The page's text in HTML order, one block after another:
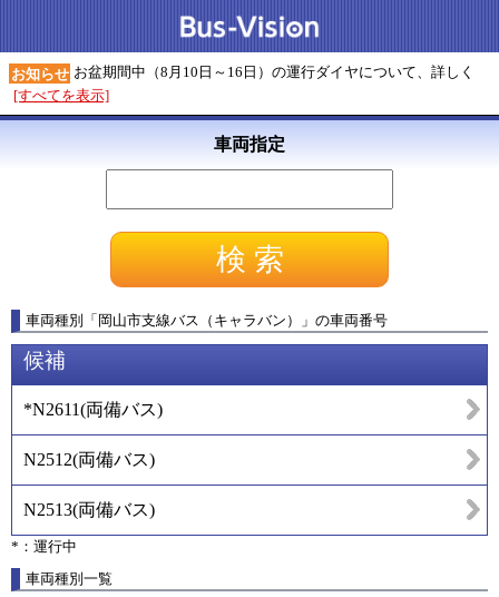
お知らせ お盆期間中（8月10日～16日）の運行ダイヤについて、詳しく
[すべてを表示]
車両指定
車両種別 「岡山市支線バス（キャラバン） 」 の車両番号
候補
*N2611(両備バス)
N2512(両備バス)
N2513(両備バス)
*：運行中
車両種別一覧